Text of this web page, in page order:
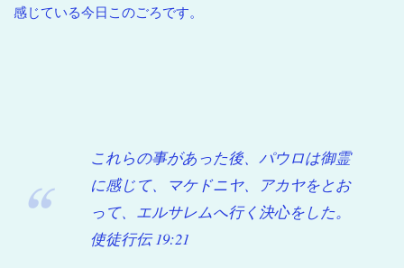
感じている今日このごろです。
これらの事があった後、パウロは御霊
に感じて、マケドニヤ、アカヤをとお
って、エルサレムへ行く決心をした。
使徒行伝 19:21